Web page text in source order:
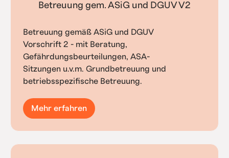
Betreuung gem. ASiG und DGUV V2
Betreuung gemäß ASiG und DGUV
Vorschrift 2 - mit Beratung,
Gefährdungsbeurteilungen, ASA-
Sitzungen u.v.m. Grundbetreuung und
betriebsspezifische Betreuung.
Mehr erfahren